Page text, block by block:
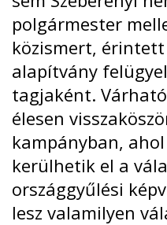
polgármester
közismert, érintett
alapítvány
tagjaként.
élesen
kampányban,
kerülhetik el a
országgyűlési
lesz valamilyen